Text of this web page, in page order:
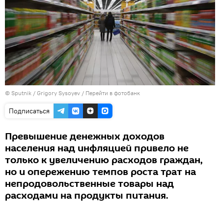
© Sputnik / Grigory Sysoyev / Перейти в фотобанк
Подписаться
Превышение денежных доходов
населения над инфляцией привело не
только к увеличению расходов граждан,
но и опережению темпов роста трат на
непродовольственные товары над
расходами на продукты питания.